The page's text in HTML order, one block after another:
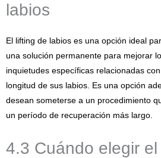
labios
El lifting de labios es una opción ideal
una solución permanente para mejorar
inquietudes específicas relacionadas
longitud de sus labios. Es una opción
desean someterse a un procedimiento
un período de recuperación más largo.
4.3 Cuándo elegir